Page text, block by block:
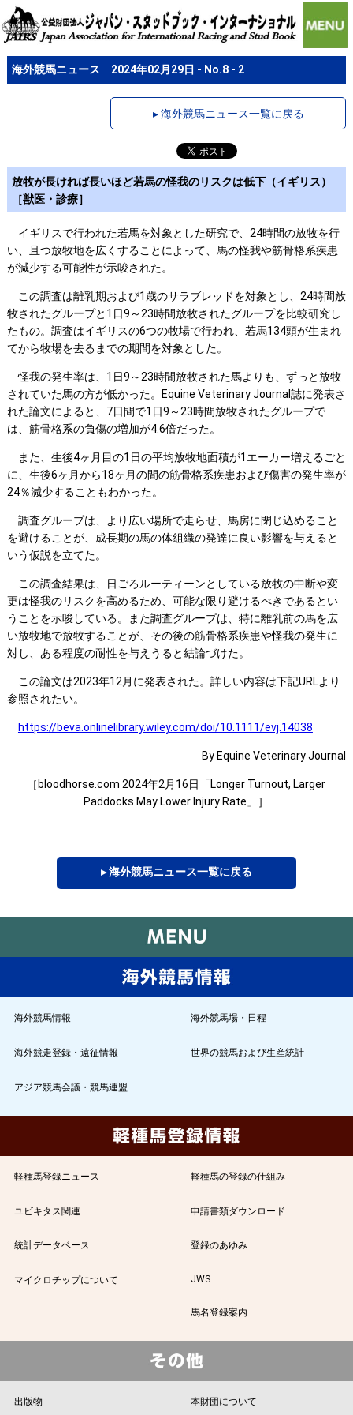
海外競馬ニュース 2024年02月29日 - No.8 - 2
▸ 海外競馬ニュース一覧に戻る
放牧が長ければ長いほど若馬の怪我のリスクは低下（イギリス）
［獣医・診療］
イギリスで行われた若馬を対象とした研究で、24時間の放牧を行
い、且つ放牧地を広くすることによって、馬の怪我や筋骨格系疾患
が減少する可能性が示唆された。
この調査は離乳期および1歳のサラブレッドを対象とし、24時間放
牧されたグループと1日9～23時間放牧されたグループを比較研究し
たもの。調査はイギリスの6つの牧場で行われ、若馬134頭が生まれ
てから牧場を去るまでの期間を対象とした。
怪我の発生率は、1日9～23時間放牧された馬よりも、ずっと放牧
されていた馬の方が低かった。Equine Veterinary Journal誌に発表さ
れた論文によると、7日間で1日9～23時間放牧されたグループで
は、筋骨格系の負傷の増加が4.6倍だった。
また、生後4ヶ月目の1日の平均放牧地面積が1エーカー増えるごと
に、生後6ヶ月から18ヶ月の間の筋骨格系疾患および傷害の発生率が
24％減少することもわかった。
調査グループは、より広い場所で走らせ、馬房に閉じ込めること
を避けることが、成長期の馬の体組織の発達に良い影響を与えると
いう仮説を立てた。
この調査結果は、日ごろルーティーンとしている放牧の中断や変
更は怪我のリスクを高めるため、可能な限り避けるべきであるとい
うことを示唆している。また調査グループは、特に離乳前の馬を広
い放牧地で放牧することが、その後の筋骨格系疾患や怪我の発生に
対し、ある程度の耐性を与えうると結論づけた。
この論文は2023年12月に発表された。詳しい内容は下記URLより
参照されたい。
https://beva.onlinelibrary.wiley.com/doi/10.1111/evj.14038
By Equine Veterinary Journal
［bloodhorse.com 2024年2月16日「Longer Turnout, Larger
Paddocks May Lower Injury Rate」］
▸ 海外競馬ニュース一覧に戻る
海外競馬情報 海外競馬場・日程
海外競走登録・遠征情報 世界の競馬および生産統計
アジア競馬会議・競馬連盟
軽種馬登録ニュース 軽種馬の登録の仕組み
ユビキタス関連 申請書類ダウンロード
統計データベース 登録のあゆみ
マイクロチップについて JWS
馬名登録案内
出版物 本財団について